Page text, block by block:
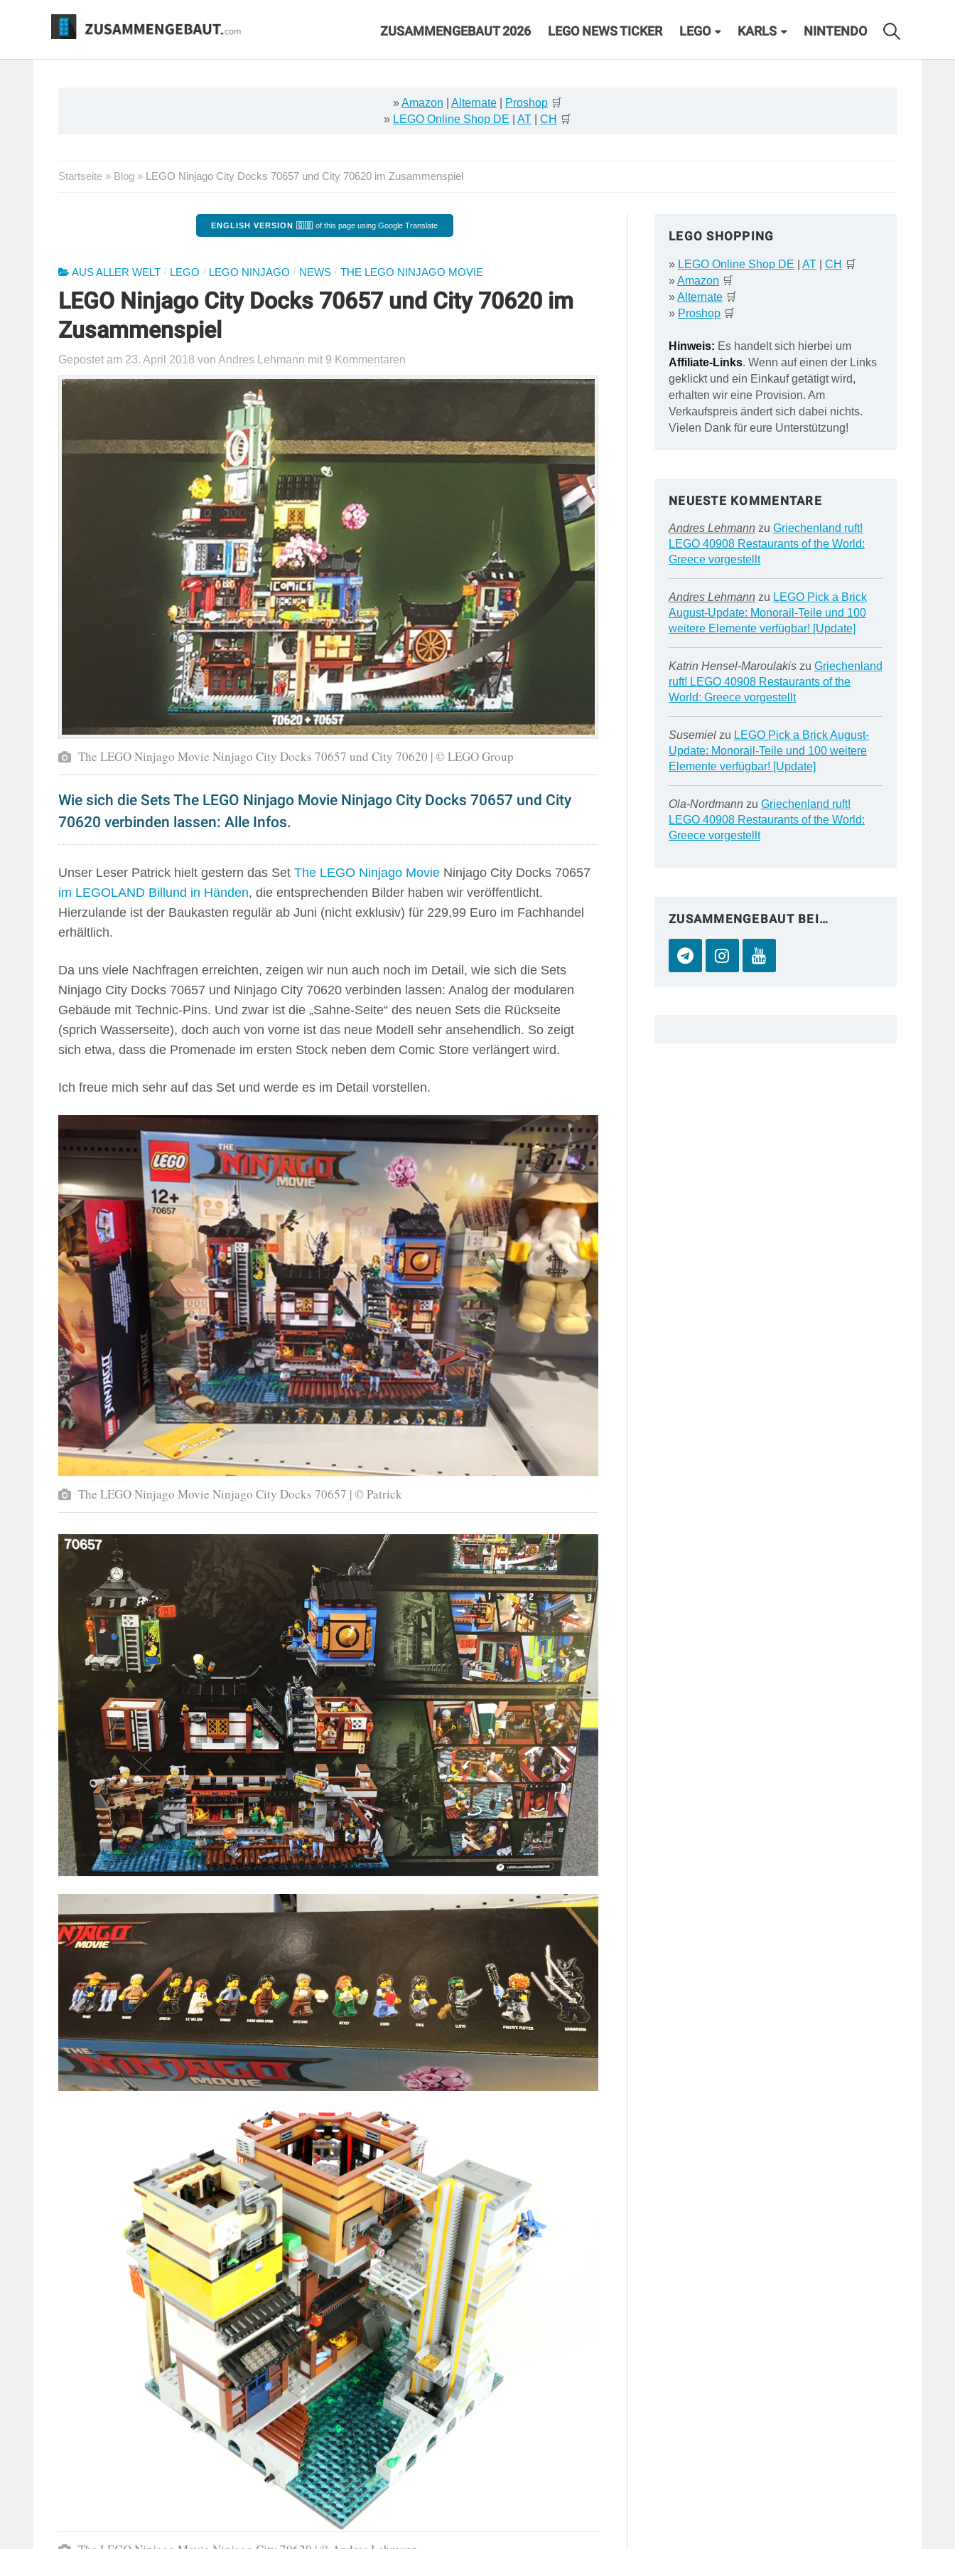
ZUSAMMENGEBAUT 2026 LEGO NEWS TICKER LEGO KARLS NINTENDO
»Amazon Alternate Proshop 🛒
» LEGO Online Shop DE AT CH 🛒
Startseite » Blog » LEGO Ninjago City Docks 70657 und City 70620 im Zusammenspiel
ENGLISH VERSION 🇬🇧 of this page using Google Translate
AUS ALLER WELT / LEGO / LEGO NINJAGO / NEWS / THE LEGO NINJAGO MOVIE
LEGO Ninjago City Docks 70657 und City 70620 im
Zusammenspiel
Gepostet am 23. April 2018 von Andres Lehmann mit 9 Kommentaren
The LEGO Ninjago Movie Ninjago City Docks 70657 und City 70620 | © LEGO Group
Wie sich die Sets The LEGO Ninjago Movie Ninjago City Docks 70657 und City
70620 verbinden lassen: Alle Infos.
Unser Leser Patrick hielt gestern das Set The LEGO Ninjago Movie Ninjago City Docks 70657
im LEGOLAND Billund in Händen, die entsprechenden Bilder haben wir veröffentlicht.
Hierzulande ist der Baukasten regulär ab Juni (nicht exklusiv) für 229,99 Euro im Fachhandel
erhältlich.
Da uns viele Nachfragen erreichten, zeigen wir nun auch noch im Detail, wie sich die Sets
Ninjago City Docks 70657 und Ninjago City 70620 verbinden lassen: Analog der modularen
Gebäude mit Technic-Pins. Und zwar ist die „Sahne-Seite“ des neuen Sets die Rückseite
(sprich Wasserseite), doch auch von vorne ist das neue Modell sehr ansehendlich. So zeigt
sich etwa, dass die Promenade im ersten Stock neben dem Comic Store verlängert wird.
Ich freue mich sehr auf das Set und werde es im Detail vorstellen.
The LEGO Ninjago Movie Ninjago City Docks 70657 | © Patrick
LEGO SHOPPING
» LEGO Online Shop DE AT| CH 🛒
»Amazon 🛒
»Alternate🛒
» Proshop🛒
Hinweis: Es handelt sich hierbei um
Affiliate-Links. Wenn auf einen der Links
geklickt und ein Einkauf getätigt wird,
erhalten wir eine Provision. Am
Verkaufspreis ändert sich dabei nichts.
Vielen Dank für eure Unterstützung!
NEUESTE KOMMENTARE
Andres Lehmannzu Griechenland ruft!
LEGO 40908 Restaurants of the World:
Greece vorgestellt
Andres Lehmannzu LEGO Pick a Brick
August-Update: Monorail-Teile und 100
weitere Elemente verfügbar! [Update]
Katrin Hensel-Maroulakiszu Griechenland
ruft! LEGO 40908 Restaurants of the
World: Greece vorgestellt
Susemielzu LEGO Pick a Brick August-
Update: Monorail-Teile und 100 weitere
Elemente verfügbar! [Update]
Ola-Nordmannzu Griechenland ruft!
LEGO 40908 Restaurants of the World:
Greece vorgestellt
ZUSAMMENGEBAUT BEI…